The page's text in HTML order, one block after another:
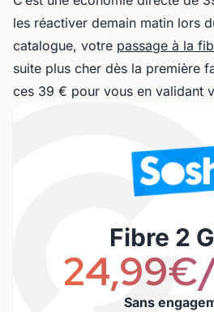
les réactiver demain matin lors
catalogue, votre passage à la
suite plus cher dès la première
ces 39 € pour vous en validant
Fibre 2
Sans